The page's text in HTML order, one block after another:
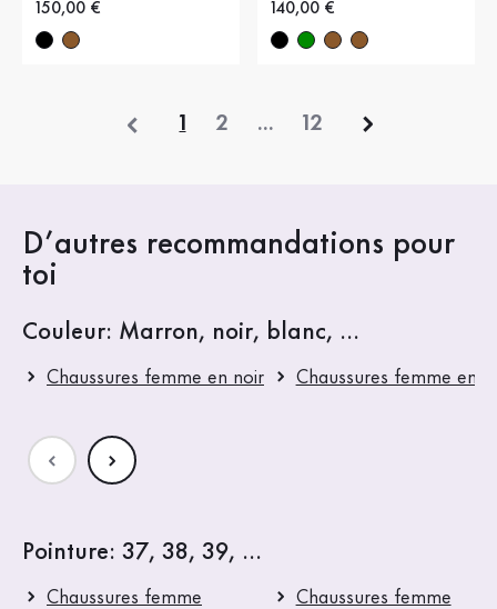
Nouveau prix
150,00 € Nouveau prix
140,00 €
1 2 ... 12
D’autres recommandations pour
toi
Couleur: Marron, noir, blanc, ...
Chaussures femme en noir Chaussures femme en
Pointure: 37, 38, 39, ...
Chaussures femme
Chaussures femme